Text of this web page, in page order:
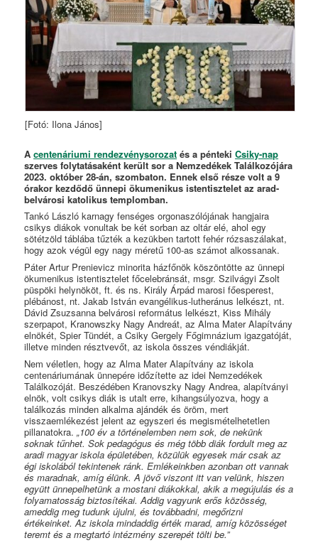
[Fotó: Ilona János]
Acentenáriumi rendezvénysorozat és a péntekiCsiky-nap
szerves folytatásaként került sor a Nemzedékek Találkozójára
2023. október 28-án, szombaton. Ennek első része volt a 9
órakor kezdődő ünnepi ökumenikus istentisztelet az arad-
belvárosi katolikus templomban.
Tankó László karnagy fenséges orgonaszólójának hangjaira
csikys diákok vonultak be két sorban az oltár elé, ahol egy
sötétzöld táblába tűzték a kezükben tartott fehér rózsaszálakat,
hogy azok végül egy nagy méretű 100-as számot alkossanak.
Páter Artur Prenievicz minorita házfőnök köszöntötte az ünnepi
ökumenikus istentisztelet főcelebránsát, msgr. Szilvágyi Zsolt
püspöki helynököt, ft. és ns. Király Árpád marosi főesperest,
plébánost, nt. Jakab István evangélikus-lutheránus lelkészt, nt.
Dávid Zsuzsanna belvárosi református lelkészt, Kiss Mihály
szerpapot, Kranowszky Nagy Andreát, az Alma Mater Alapítvány
elnökét, Spier Tündét, a Csiky Gergely Főgimnázium igazgatóját,
illetve minden résztvevőt, az iskola összes véndiákját.
Nem véletlen, hogy az Alma Mater Alapítvány az iskola
centenáriumának ünnepére időzítette az idei Nemzedékek
Találkozóját. Beszédében Kranovszky Nagy Andrea, alapítványi
elnök, volt csikys diák is utalt erre, kihangsúlyozva, hogy a
találkozás minden alkalma ajándék és öröm, mert
visszaemlékezést jelent az egyszeri és megismételhetetlen
pillanatokra.„100 év a történelemben nem sok, de nekünk
soknak tűnhet. Sok pedagógus és még több diák fordult meg az
aradi magyar iskola épületében, közülük egyesek már csak az
égi iskolából tekintenek ránk. Emlékeinkben azonban ott vannak
és maradnak, amíg élünk. A jövő viszont itt van velünk, hiszen
együtt ünnepelhetünk a mostani diákokkal, akik a megújulás és a
folyamatosság biztosítékai. Addig vagyunk erős közösség,
ameddig meg tudunk újulni, és továbbadni, megőrizni
értékeinket. Az iskola mindaddig érték marad, amíg közösséget
teremt és a megtartó intézmény szerepét tölti be.”